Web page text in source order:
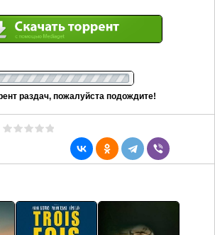
раздач, пожалуйста подождите!